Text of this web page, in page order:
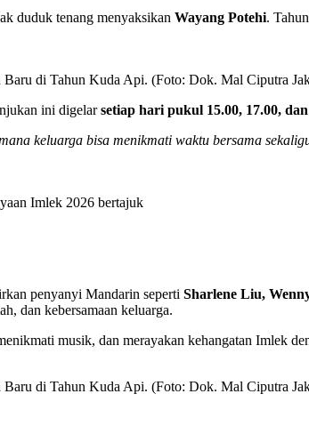
duduk tenang menyaksikan Wayang Potehi.
di Tahun Kuda Api. (Foto: Dok. Mal Ciputra
ini digelarsetiap hari pukul 15.00, 17.00,
keluarga bisa menikmati waktu bersama
Imlek 2026 bertajuk
penyanyi Mandarin seperti Sharlene Liu,
dan kebersamaan keluarga.
musik, dan merayakan kehangatan Imlek
di Tahun Kuda Api. (Foto: Dok. Mal Ciputra